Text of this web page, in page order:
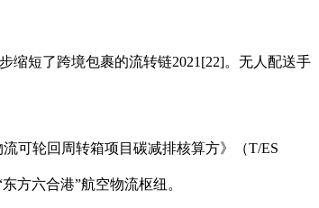
短了跨境包裹的流转链2021[22]。无人配送手
可轮回周转箱项目碳减排核算方》（T/ES
方六合港”航空物流枢纽。